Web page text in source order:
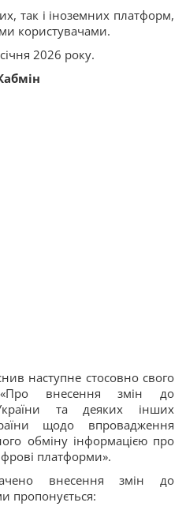
так і іноземних платформ,
користувачами.
2026 року.
наступне стосовно свого
«Про внесення змін до
та деяких інших
щодо впровадження
обміну інформацією про
платформи».
внесення змін до
пропонується: